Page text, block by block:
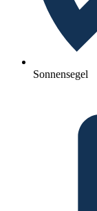
Sonnensegel